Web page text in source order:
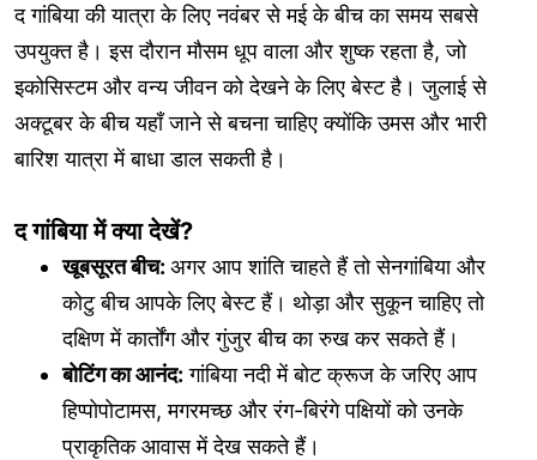
द गांबिया की यात्रा के लिए नवंबर से मई के बीच का समय सबसे
उपयुक्त है। इस दौरान मौसम धूप वाला और शुष्क रहता है, जो
इकोसिस्टम और वन्य जीवन को देखने के लिए बेस्ट है। जुलाई से
अक्टूबर के बीच यहाँ जाने से बचना चाहिए क्योंकि उमस और भारी
बारिश यात्रा में बाधा डाल सकती है।
द गांबिया में क्या देखें?
खूबसूरत बीच: अगर आप शांति चाहते हैं तो सेनगांबिया और
कोटु बीच आपके लिए बेस्ट हैं। थोड़ा और सुकून चाहिए तो
दक्षिण में कार्तोंग और गुंजुर बीच का रुख कर सकते हैं।
बोटिंग का आनंद: गांबिया नदी में बोट क्रूज के जरिए आप
हिप्पोपोटामस, मगरमच्छ और रंग-बिरंगे पक्षियों को उनके
प्राकृतिक आवास में देख सकते हैं।